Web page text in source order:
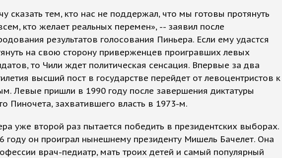
сказать тем, кто нас не поддержал, что мы готовы протянуть
кто желает реальных перемен», -- заявил после
результатов голосования Пиньера. Если ему удастся
на свою сторону приверженцев проигравших левых
то Чили ждет политическая сенсация. Впервые за два
высший пост в государстве перейдет от левоцентристов к
Левые пришли в 1990 году после завершения диктатуры
Пиночета, захватившего власть в 1973-м.
уже второй раз пытается победить в президентских выборах.
году он проиграл нынешнему президенту Мишель Бачелет. Она
врач-педиатр, мать троих детей и самый популярный